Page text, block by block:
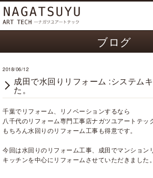
ブログ
2018/06/12
成田で水回りリフォーム :システム
た。
千葉でリフォーム、リノベーションするなら
八千代のリフォーム専門工事店ナガツユアートテッ
もちろん水回りのリフォーム工事も得意です。
今回は水回りのリフォーム工事、成田でマンション
キッチンを中心にリフォームさせていただきました。